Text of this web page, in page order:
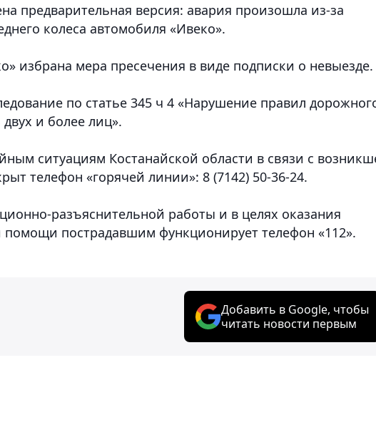
предварительная версия: авария произошла из-за
колеса автомобиля «Ивеко».
избрана мера пресечения в виде подписки о невыезде.
по статье 345 ч 4 «Нарушение правил
и более лиц».
ситуациям Костанайской области в связи с
телефон «горячей линии»: 8 (7142) 50-36-24.
разъяснительной работы и в целях оказания
помощи пострадавшим функционирует телефон «112».
Добавить в Google, чтобы
читать новости первым